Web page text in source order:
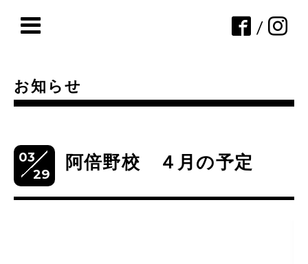
/
お知らせ
03
29
阿倍野校 ４月の予定